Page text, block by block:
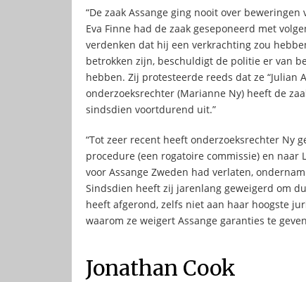
“De zaak Assange ging nooit over
Eva Finne had de zaak geseponeerd met
verdenken dat hij een verkrachting zou
betrokken zijn, beschuldigt de politie er van
hebben. Zij protesteerde reeds dat ze “Julian
onderzoeksrechter (Marianne Ny) heeft de
sindsdien voortdurend uit.”
“Tot zeer recent heeft onderzoeksrechter Ny
procedure (een rogatoire commissie) en naar
voor Assange Zweden had verlaten,
Sindsdien heeft zij jarenlang geweigerd om
heeft afgerond, zelfs niet aan haar hoogste
waarom ze weigert Assange garanties te
Jonathan Cook